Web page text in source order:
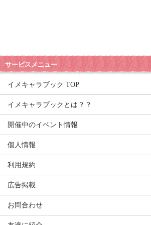
サービスメニュー
イメキャラブック TOP
イメキャラブックとは？？
開催中のイベント情報
個人情報
利用規約
広告掲載
お問合わせ